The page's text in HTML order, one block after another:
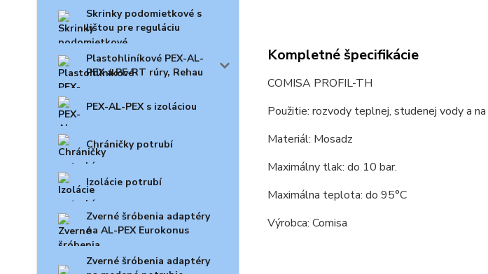
Skrinky podomietkové s
lištou pre reguláciu
Plastohliníkové PEX-AL-
PEX a PE-RT rúry, Rehau
PEX-AL-PEX s izoláciou
Chráničky potrubí
Izolácie potrubí
Zverné šróbenia adaptéry
na AL-PEX Eurokonus
Zverné šróbenia adaptéry
Kompletné špecifikácie
COMISA PROFIL-TH
Použitie: rozvody teplnej, studenej vody a
Materiál: Mosadz
Maximálny tlak: do 10 bar.
Maximálna teplota: do 95°C
Výrobca: Comisa